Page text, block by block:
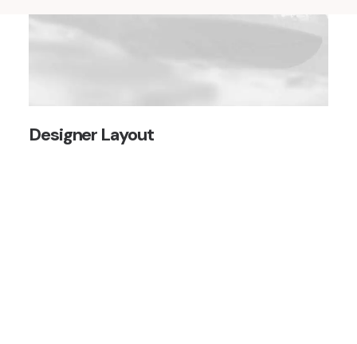
Designer Layout